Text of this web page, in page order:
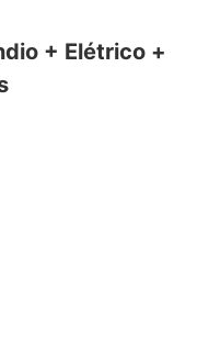
+ Elétrico +